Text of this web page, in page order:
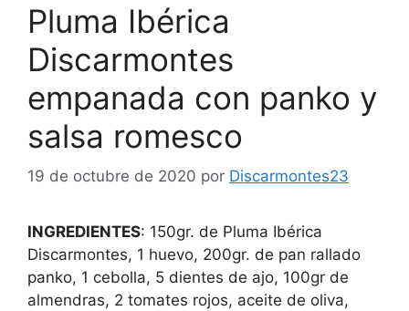
Pluma Ibérica
Discarmontes
empanada con panko y
salsa romesco
19 de octubre de 2020 por Discarmontes23
INGREDIENTES: 150gr. de Pluma Ibérica
Discarmontes, 1 huevo, 200gr. de pan rallado
panko, 1 cebolla, 5 dientes de ajo, 100gr de
almendras, 2 tomates rojos, aceite de oliva,